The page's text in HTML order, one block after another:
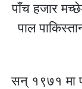
पाँच हजार
पाल
सन् १९७१ मा